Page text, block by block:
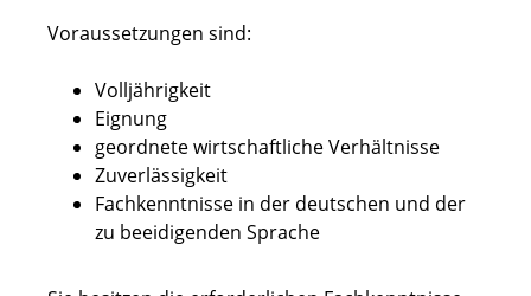
Voraussetzungen sind:
Volljährigkeit
Eignung
geordnete wirtschaftliche Verhältnisse
Zuverlässigkeit
Fachkenntnisse in der deutschen und der
zu beeidigenden Sprache